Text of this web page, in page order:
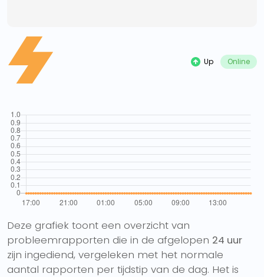
Up Online
Deze grafiek toont een overzicht van
probleemrapporten die in de afgelopen 24 uur
zijn ingediend, vergeleken met het normale
aantal rapporten per tijdstip van de dag. Het is